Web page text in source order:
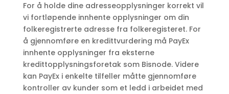
For å holde dine adresseopplysninger korrekt vil
vi fortløpende innhente opplysninger om din
folkeregistrerte adresse fra folkeregisteret. For
å gjennomføre en kredittvurdering må PayEx
innhente opplysninger fra eksterne
kredittopplysningsforetak som Bisnode. Videre
kan PayEx i enkelte tilfeller måtte gjennomføre
kontroller av kunder som et ledd i arbeidet med